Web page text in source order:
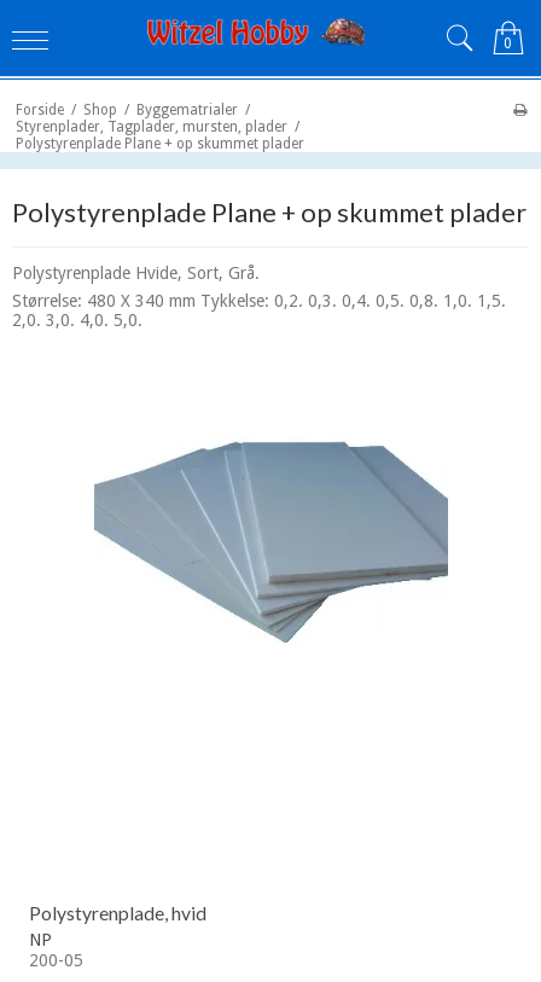
0
Forside / Shop / Byggematrialer /
Styrenplader, Tagplader, mursten, plader /
Polystyrenplade Plane + op skummet plader
Polystyrenplade Plane + op skummet plader
Polystyrenplade Hvide, Sort, Grå.
Størrelse: 480 X 340 mm Tykkelse: 0,2. 0,3. 0,4. 0,5. 0,8. 1,0. 1,5.
2,0. 3,0. 4,0. 5,0.
Polystyrenplade, hvid
NP
200-05